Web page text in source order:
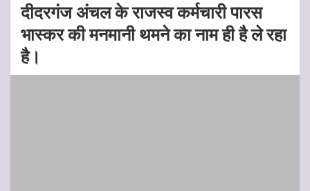
दीदरगंज अंचल के राजस्व कर्मचारी पारस
भास्कर की मनमानी थमने का नाम ही है ले रहा
है।